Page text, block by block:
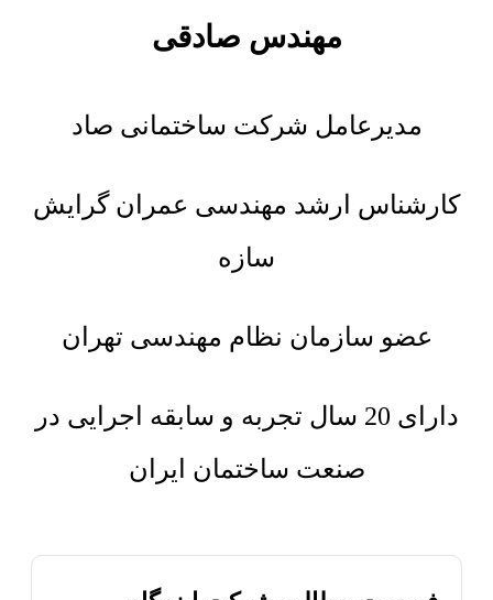
مهندس صادقی
مدیرعامل شرکت ساختمانی صاد
کارشناس ارشد مهندسی عمران گرایش
سازه
عضو سازمان نظام مهندسی تهران
دارای 20 سال تجربه و سابقه اجرایی در
صنعت ساختمان ایران